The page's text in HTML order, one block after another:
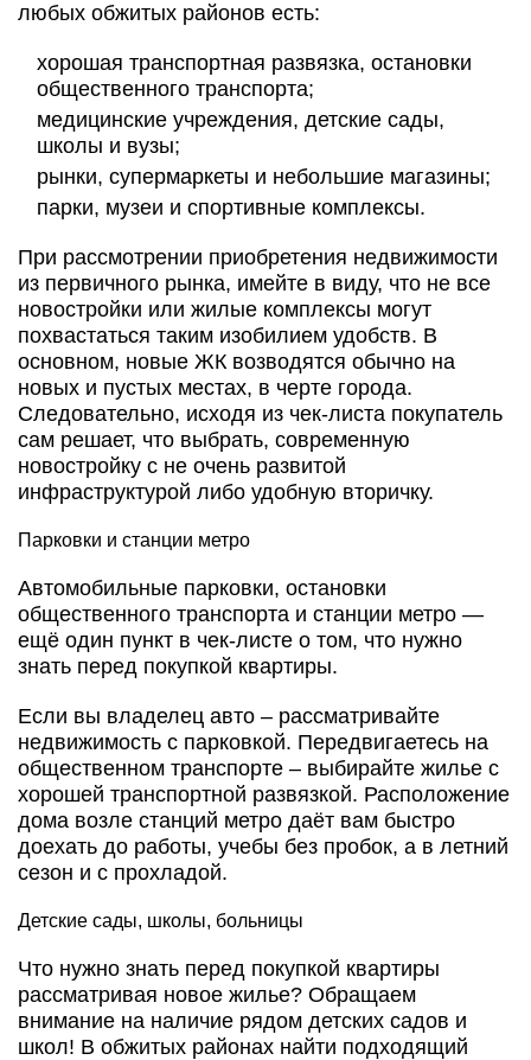
любых обжитых районов есть:
хорошая транспортная развязка, остановки
общественного транспорта;
медицинские учреждения, детские сады,
школы и вузы;
рынки, супермаркеты и небольшие магазины;
парки, музеи и спортивные комплексы.
При рассмотрении приобретения недвижимости
из первичного рынка, имейте в виду, что не все
новостройки или жилые комплексы могут
похвастаться таким изобилием удобств. В
основном, новые ЖК возводятся обычно на
новых и пустых местах, в черте города.
Следовательно, исходя из чек-листа покупатель
сам решает, что выбрать, современную
новостройку с не очень развитой
инфраструктурой либо удобную вторичку.
Парковки и станции метро
Автомобильные парковки, остановки
общественного транспорта и станции метро —
ещё один пункт в чек-листе о том, что нужно
знать перед покупкой квартиры.
Если вы владелец авто – рассматривайте
недвижимость с парковкой. Передвигаетесь на
общественном транспорте – выбирайте жилье с
хорошей транспортной развязкой. Расположение
дома возле станций метро даёт вам быстро
доехать до работы, учебы без пробок, а в летний
сезон и с прохладой.
Детские сады, школы, больницы
Что нужно знать перед покупкой квартиры
рассматривая новое жилье? Обращаем
внимание на наличие рядом детских садов и
школ! В обжитых районах найти подходящий